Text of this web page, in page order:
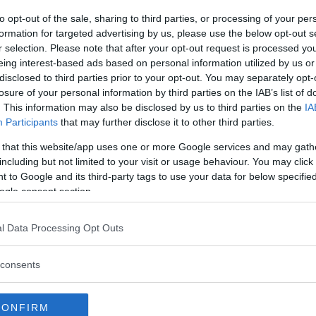
opt-out of the sale, sharing to third parties, or processing of your
for targeted advertising by us, please use the below opt-out
selection. Please note that after your opt-out request is processed
interest-based ads based on personal information utilized by us
to third parties prior to your opt-out. You may separately
of your personal information by third parties on the IAB’s list of
This information may also be disclosed by us to third parties on the
Participants that may further disclose it to other third parties.
that this website/app uses one or more Google services and may
but not limited to your visit or usage behaviour. You may
to Google and its third-party tags to use your data for below
consent section.
Data Processing Opt Outs
Commenti
Commento
Il Ludo Baby Giotto è un nuovo servizio
dedicato all’infanzia inaugurato sul territorio
della Circoscrizione 8.
È uno spazio pensato per le bambine e i
tre anni che possono soggiornarvi in
giornaliere, senza la presenza dei genitori o di
un adulto di riferimento.
Il Ludo Baby è pensato per le famiglie che